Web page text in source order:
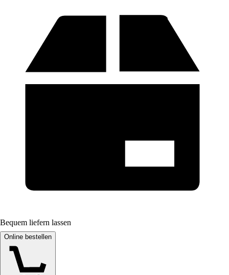
Bequem liefern lassen
Online bestellen